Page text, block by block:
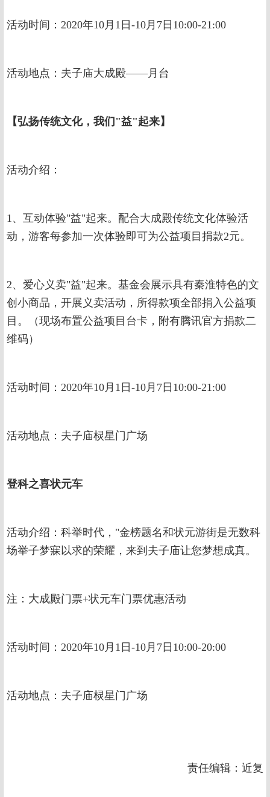
活动时间：2020年10月1日-10月7日10:00-21:00
活动地点：夫子庙大成殿——月台
【弘扬传统文化，我们"益"起来】
活动介绍：
1、互动体验"益"起来。配合大成殿传统文化体验活
动，游客每参加一次体验即可为公益项目捐款2元。
2、爱心义卖"益"起来。基金会展示具有秦淮特色的文
创小商品，开展义卖活动，所得款项全部捐入公益项
目。（现场布置公益项目台卡，附有腾讯官方捐款二
维码）
活动时间：2020年10月1日-10月7日10:00-21:00
活动地点：夫子庙棂星门广场
登科之喜状元车
活动介绍：科举时代，"金榜题名和状元游街是无数科
场举子梦寐以求的荣耀，来到夫子庙让您梦想成真。
注：大成殿门票+状元车门票优惠活动
活动时间：2020年10月1日-10月7日10:00-20:00
活动地点：夫子庙棂星门广场
责任编辑：近复